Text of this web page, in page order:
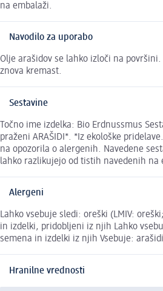
na embalaži.
Navodilo za uporabo
Olje arašidov se lahko izloči na
znova kremast.
Sestavine
Točno ime izdelka: Bio Erdnussmus
praženi ARAŠIDI*. *Iz ekološke
na opozorila o alergenih. Navedene
lahko razlikujejo od tistih navedenih na
Alergeni
Lahko vsebuje sledi: oreški (LMIV:
in izdelki, pridobljeni iz njih Lahko
semena in izdelki iz njih Vsebuje:
Hranilne vrednosti